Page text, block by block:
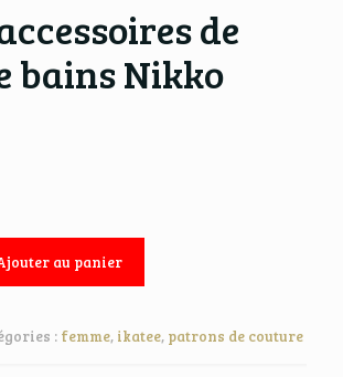
de
bains Nikko
au panier
: femme, ikatee, patrons de couture